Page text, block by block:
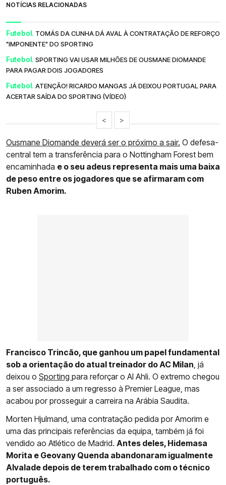
NOTÍCIAS RELACIONADAS
Futebol. TOMÁS DA CUNHA DÁ AVAL À CONTRATAÇÃO DE REFORÇO
"IMPONENTE" DO SPORTING
Futebol. SPORTING VAI USAR MILHÕES DE OUSMANE DIOMANDE
PARA PAGAR DOIS JOGADORES
Futebol. ATENÇÃO! RICARDO MANGAS JÁ DEIXOU PORTUGAL PARA
ACERTAR SAÍDA DO SPORTING (VÍDEO)
< >
Ousmane Diomande deverá ser o próximo a sair. O defesa-
central tem a transferência para o Nottingham Forest bem
encaminhada e o seu adeus representa mais uma baixa
de peso entre os jogadores que se afirmaram com
Ruben Amorim.
Francisco Trincão, que ganhou um papel fundamental
sob a orientação do atual treinador do AC Milan , já
deixou o Sporting para reforçar o Al Ahli. O extremo chegou
a ser associado a um regresso à Premier League, mas
acabou por prosseguir a carreira na Arábia Saudita.
Morten Hjulmand, uma contratação pedida por Amorim e
uma das principais referências da equipa, também já foi
vendido ao Atlético de Madrid. Antes deles, Hidemasa
Morita e Geovany Quenda abandonaram igualmente
Alvalade depois de terem trabalhado com o técnico
português.